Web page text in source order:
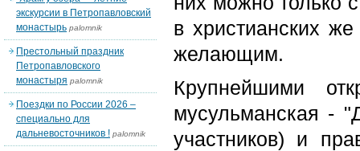
в христианских
желающим.
Крупнейшими
мусульманская -
участников) и
экскурсии в Петропавловский
монастырь palomnik
Престольный праздник
Петропавловского
монастыря palomnik
Поездки по России 2026 –
специально для
дальневосточников ! palomnik